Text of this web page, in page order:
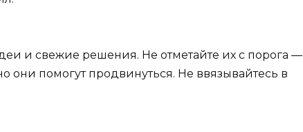
и свежие решения. Не отметайте их с порога —
они помогут продвинуться. Не ввязывайтесь в